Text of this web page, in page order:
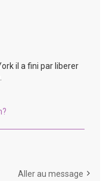
il a fini par liberer
Aller au message